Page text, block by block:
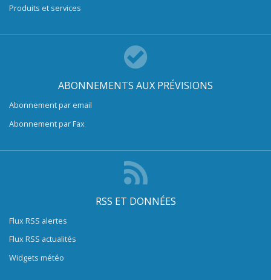
Produits et services
ABONNEMENTS AUX PRÉVISIONS
Abonnement par email
Abonnement par Fax
RSS ET DONNÉES
Flux RSS alertes
Flux RSS actualités
Widgets météo